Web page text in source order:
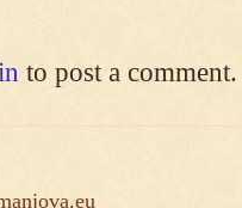
to post a comment.